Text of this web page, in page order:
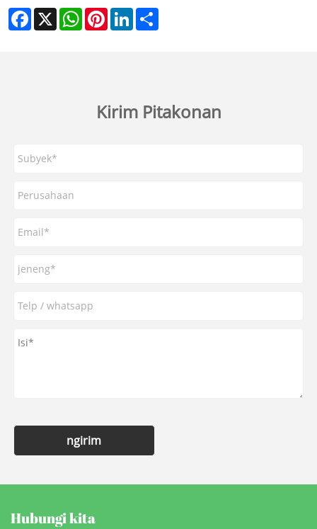
Facebook
X WhatsAppPinterestLinkedIn
Kirim Pitakonan
ngirim
Hubungi kita